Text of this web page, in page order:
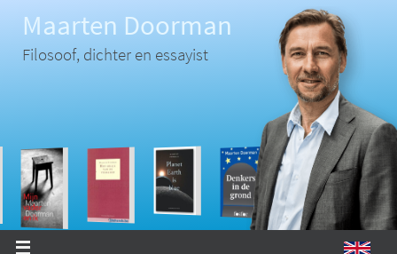
inhoud
Maarten Doorman
Filosoof, dichter en essayist